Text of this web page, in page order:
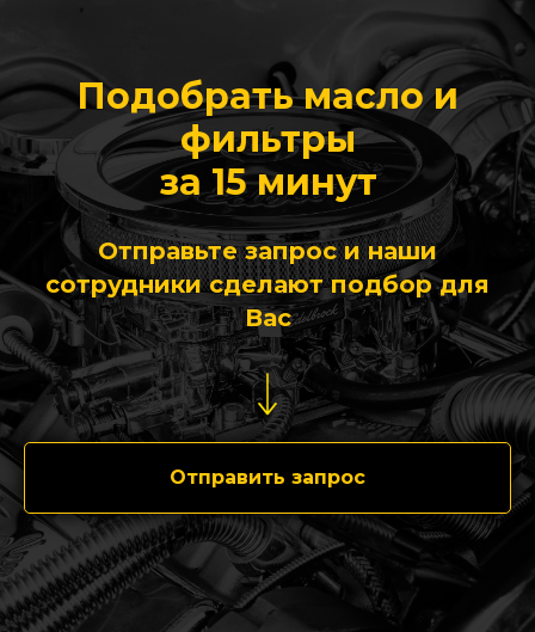
Подобрать масло и
фильтры
за 15 минут
Отправьте запрос и наши
сотрудники сделают подбор для
Вас
Отправить запрос